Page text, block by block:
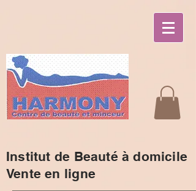
Institut de Beauté à domicile
Vente en ligne